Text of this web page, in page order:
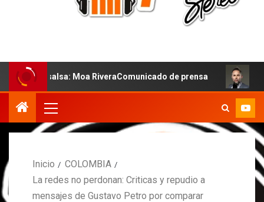
Moa RiveraComunicado de prensa MARCOS
Inicio
COLOMBIA
La redes no perdonan: Criticas y repudio a
mensajes de Gustavo Petro por comparar